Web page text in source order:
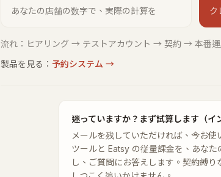
あなたの店舗の数字で、実際の計算を
ク
流れ：ヒアリング → テストアカウント → 契約 → 本番
製品を見る： 予約システム →
迷っていますか？まず試算します（イ
メールを残していただければ、今お
ツールと Eatsy の従量課金を、あなた
し、ご質問にお答えします。契約縛り